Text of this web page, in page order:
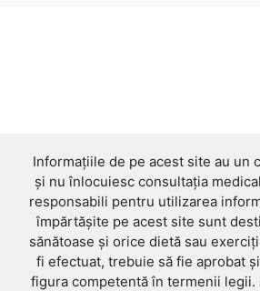
Informațiile de pe acest site au un
și nu înlocuiesc consultația
responsabili pentru utilizarea
împărtășite pe acest site sunt
sănătoase și orice dietă sau
fi efectuat, trebuie să fie aprobat
figura competentă în termenii